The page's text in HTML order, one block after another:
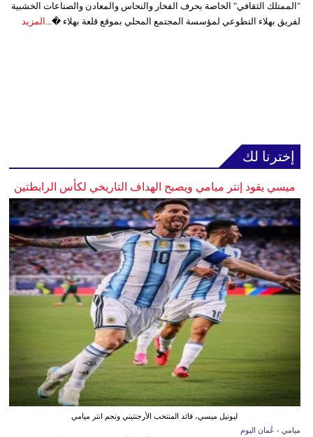
"الممتلك الثقافي" الخاصة بحرف الفخار والنحاس والمعادن والصناعات الخشبية
لفريق بهلاء التطوعي لمؤسسة المجتمع المحلي بموقع قلعة بهلاء �... المزيد
إخترنا لك
ميسي يقود إنتر ميامي ويصبح الهداف التاريخي لكأس الرابطتين
ليونيل ميسي، قائد المنتخب الأرجنتيني ونجم انتر ميامي
ميامي - عُمان اليوم